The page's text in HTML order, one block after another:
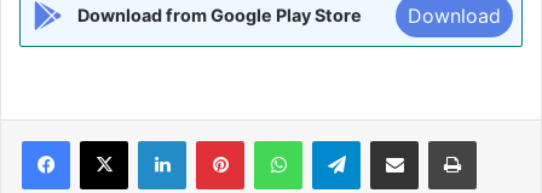
Download from Google Play Store Download
Facebook
X LinkedInPinterestWhatsAppTelegramShare via Email Print